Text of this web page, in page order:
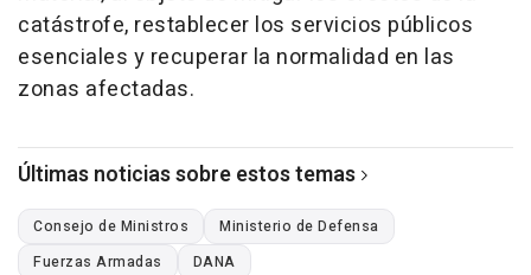
catástrofe, restablecer los servicios públicos
esenciales y recuperar la normalidad en las
zonas afectadas.
Últimas noticias sobre estos temas
Consejo de Ministros
Ministerio de Defensa
Fuerzas Armadas
DANA